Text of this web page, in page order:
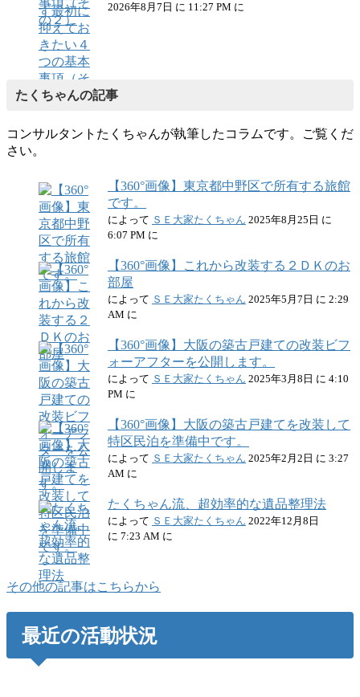
2026年8月7日 に 11:27 PM に
たくちゃんの記事
コンサルタントたくちゃんが執筆したコラムです。ご覧くだ
さい。
【360°画像】東京都中野区で所有する旅館
です。
によって ＳＥ大家たくちゃん 2025年8月25日 に
6:07 PM に
【360°画像】これから改装する２ＤＫのお
部屋
によって ＳＥ大家たくちゃん 2025年5月7日 に 2:29
AM に
【360°画像】大阪の築古戸建ての改装ビフ
ォーアフターを公開します。
によって ＳＥ大家たくちゃん 2025年3月8日 に 4:10
PM に
【360°画像】大阪の築古戸建てを改装して
特区民泊を準備中です。
によって ＳＥ大家たくちゃん 2025年2月2日 に 3:27
AM に
たくちゃん流、超効率的な遺品整理法
によって ＳＥ大家たくちゃん 2022年12月8日
に 7:23 AM に
その他の記事はこちらから
最近の活動状況